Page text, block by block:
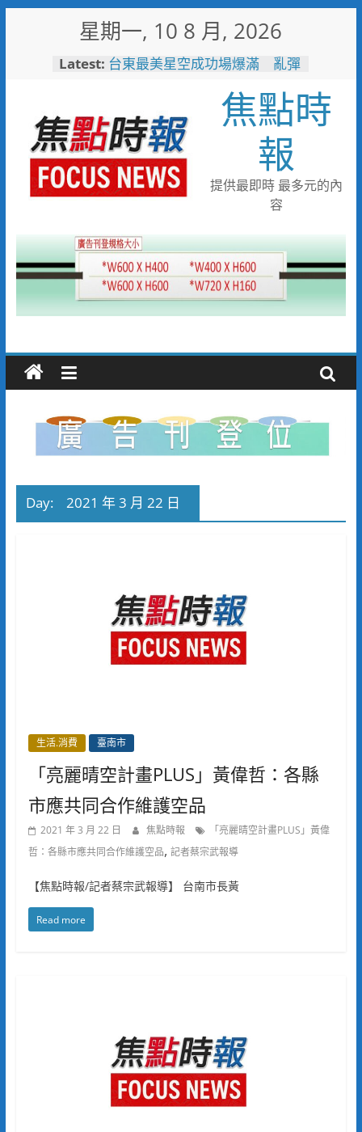
星期一, 10 8 月, 2026
Latest: 台東最美星空成功場爆滿 亂彈
看飛機看到「迷航」！7旬嬤誤
闖機場工地 小港桂陽所暖警助
返家
兩岸翰墨同心共書忠義仁勇 張
惠臣書《忠義》 林家同寫《仁
勇》 2026(丙午)海峽兩岸藝術
名家共祝關公文化節台灣八卦山
中元普渡這盒最有心！臺南集結
10款人氣農產 愛買限量開賣
一直走在前面！單月42.8萬人
次！ 中市敬老計程車隊服務人
次創新高
焦點時
報
提供最即時 最多元的內
容
Day: 2021 年 3 月 22 日
生活.消費 臺南市
「亮麗晴空計畫PLUS」黃偉哲：各縣
市應共同合作維護空品
2021 年 3 月 22 日 焦點時報
「亮麗晴空計畫PLUS」黃偉
哲：各縣市應共同合作維護空品, 記者蔡宗武報導
【焦點時報/記者蔡宗武報導】 台南市長黃
Read more